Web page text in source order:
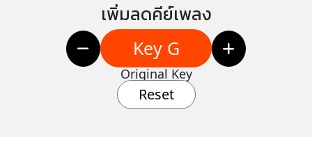
เพิ่มลดคีย์เพลง
Key G
Original Key
Reset